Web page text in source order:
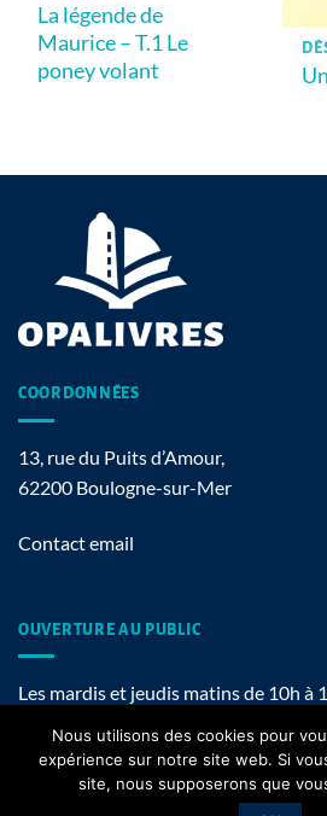
La légende de
Maurice – T.1 Le
poney volant
COORDONNÉES
13, rue du Puits d’Amour,
62200 Boulogne-sur-Mer
Contact email
OUVERTURE AU PUBLIC
Les mardis et jeudis matins de 10h à
Mentions légales
Nous utilisons des cookies pour
expérience sur notre site web. Si
site, nous supposerons que